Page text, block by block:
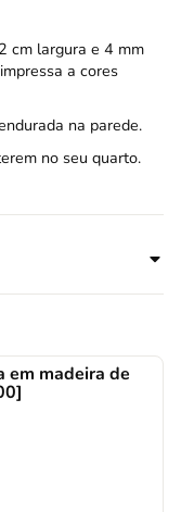
cm largura e 4 mm
a cores
na parede.
no seu quarto.
em madeira de